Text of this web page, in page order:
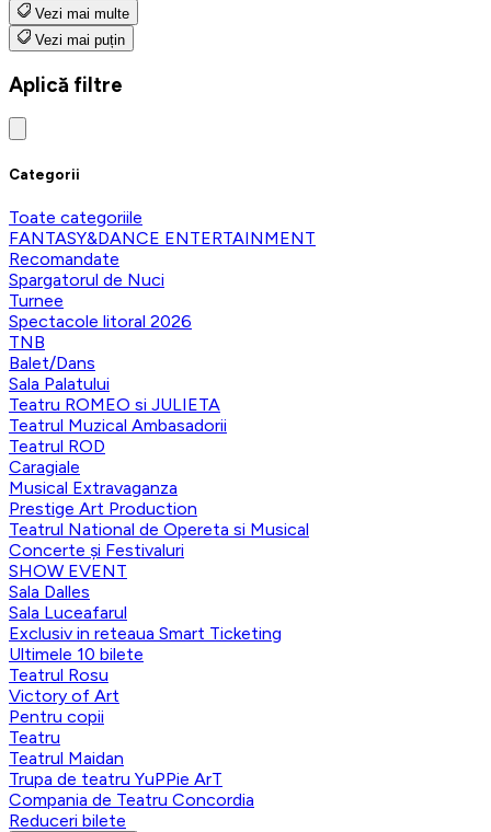
Vezi mai multe
Vezi mai puțin
Aplică filtre
Categorii
Toate categoriile
FANTASY&DANCE ENTERTAINMENT
Recomandate
Spargatorul de Nuci
Turnee
Spectacole litoral 2026
TNB
Balet/Dans
Sala Palatului
Teatru ROMEO si JULIETA
Teatrul Muzical Ambasadorii
Teatrul ROD
Caragiale
Musical Extravaganza
Prestige Art Production
Teatrul National de Opereta si Musical
Concerte și Festivaluri
SHOW EVENT
Sala Dalles
Sala Luceafarul
Exclusiv in reteaua Smart Ticketing
Ultimele 10 bilete
Teatrul Rosu
Victory of Art
Pentru copii
Teatru
Teatrul Maidan
Trupa de teatru YuPPie ArT
Compania de Teatru Concordia
Reduceri bilete